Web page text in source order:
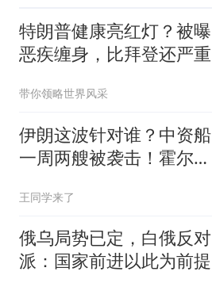
特朗普健康亮红灯？被曝
恶疾缠身，比拜登还严重
带你领略世界风采
伊朗这波针对谁？中资船
一周两艘被袭击！霍尔木
彻底破灭！
王同学来了
俄乌局势已定，白俄反对
派：国家前进以此为前提